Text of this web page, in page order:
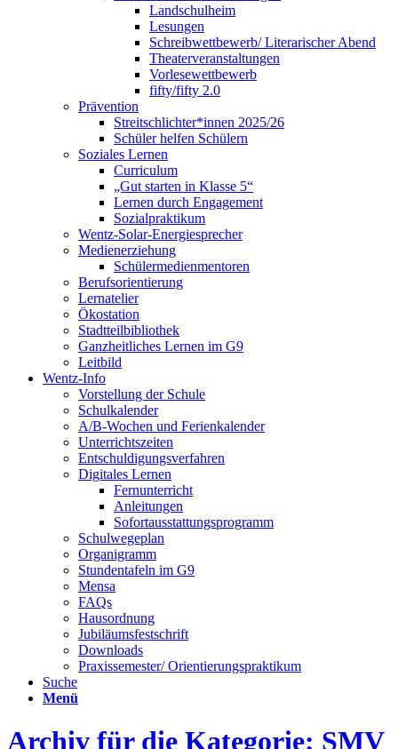
Landschulheim
Lesungen
Schreibwettbewerb/ Literarischer Abend
Theaterveranstaltungen
Vorlesewettbewerb
fifty/fifty 2.0
Prävention
Streitschlichter*innen 2025/26
Schüler helfen Schülern
Soziales Lernen
Curriculum
„Gut starten in Klasse 5“
Lernen durch Engagement
Sozialpraktikum
Wentz-Solar-Energiesprecher
Medienerziehung
Schülermedienmentoren
Berufsorientierung
Lernatelier
Ökostation
Stadtteilbibliothek
Ganzheitliches Lernen im G9
Leitbild
Wentz-Info
Vorstellung der Schule
Schulkalender
A/B-Wochen und Ferienkalender
Unterrichtszeiten
Entschuldigungsverfahren
Digitales Lernen
Fernunterricht
Anleitungen
Sofortausstattungsprogramm
Schulwegeplan
Organigramm
Stundentafeln im G9
Mensa
FAQs
Hausordnung
Jubiläumsfestschrift
Downloads
Praxissemester/ Orientierungspraktikum
Suche
Menü
Archiv für die Kategorie: SMV